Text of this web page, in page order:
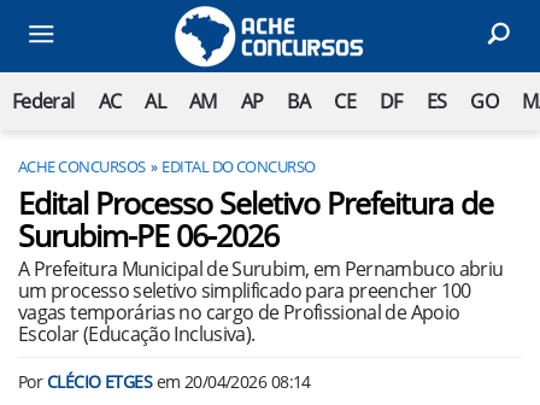
Federal AC AL AM AP BA CE DF ES GO
ACHE CONCURSOS EDITAL DO CONCURSO
Edital Processo Seletivo Prefeitura de
Surubim-PE 06-2026
A Prefeitura Municipal de Surubim, em Pernambuco abriu
um processo seletivo simplificado para preencher 100
vagas temporárias no cargo de Profissional de Apoio
Escolar (Educação Inclusiva).
PorCLÉCIO ETGESem 20/04/2026 08:14